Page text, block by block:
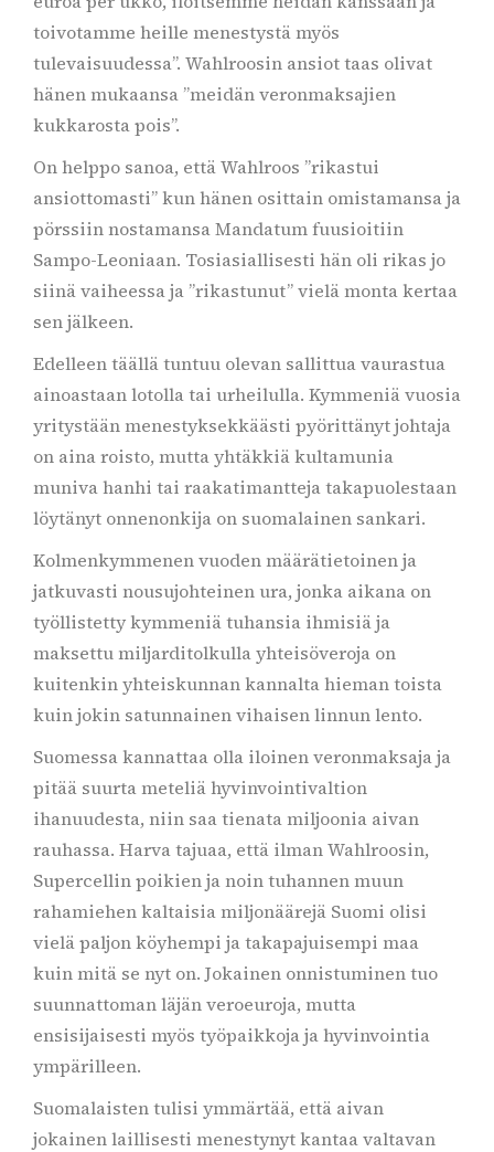
toivotamme heille menestystä myös
tulevaisuudessa”. Wahlroosin ansiot taas olivat
hänen mukaansa ”meidän veronmaksajien
kukkarosta pois”.
On helppo sanoa, että Wahlroos ”rikastui
ansiottomasti” kun hänen osittain omistamansa ja
pörssiin nostamansa Mandatum fuusioitiin
Sampo-Leoniaan. Tosiasiallisesti hän oli rikas jo
siinä vaiheessa ja ”rikastunut” vielä monta kertaa
sen jälkeen.
Edelleen täällä tuntuu olevan sallittua vaurastua
ainoastaan lotolla tai urheilulla. Kymmeniä vuosia
yritystään menestyksekkäästi pyörittänyt johtaja
on aina roisto, mutta yhtäkkiä kultamunia
muniva hanhi tai raakatimantteja takapuolestaan
löytänyt onnenonkija on suomalainen sankari.
Kolmenkymmenen vuoden määrätietoinen ja
jatkuvasti nousujohteinen ura, jonka aikana on
työllistetty kymmeniä tuhansia ihmisiä ja
maksettu miljarditolkulla yhteisöveroja on
kuitenkin yhteiskunnan kannalta hieman toista
kuin jokin satunnainen vihaisen linnun lento.
Suomessa kannattaa olla iloinen veronmaksaja ja
pitää suurta meteliä hyvinvointivaltion
ihanuudesta, niin saa tienata miljoonia aivan
rauhassa. Harva tajuaa, että ilman Wahlroosin,
Supercellin poikien ja noin tuhannen muun
rahamiehen kaltaisia miljonäärejä Suomi olisi
vielä paljon köyhempi ja takapajuisempi maa
kuin mitä se nyt on. Jokainen onnistuminen tuo
suunnattoman läjän veroeuroja, mutta
ensisijaisesti myös työpaikkoja ja hyvinvointia
ympärilleen.
Suomalaisten tulisi ymmärtää, että aivan
jokainen laillisesti menestynyt kantaa valtavan